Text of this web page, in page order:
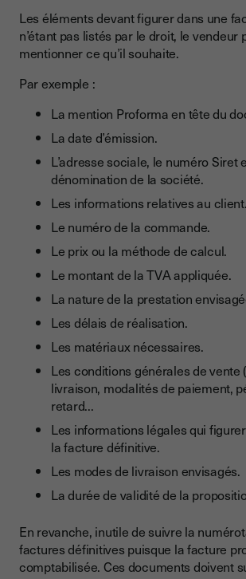
Les éléments devant figurer dans une
n’étant pas listés par le droit, le vendeur
mentionner ce qu’il souhaite.
Par exemple :
La mention Proforma en tête du
La date d’émission.
L’adresse sociale, le numéro Siret
dénomination de la société.
Les informations relatives au client.
Le numéro de la commande.
Le prix ou la méthode de calcul.
Le montant de la TVA appliquée.
La nature de la prestation
Les délais de réalisation.
Les matériaux nécessaires.
Les conditions générales de vente
livraison, modalités de paiement,
retard...
Les informations légales qui
la facture définitive.
Les modes de livraison envisagés.
La durée de validité de la
En revanche, inutile de suivre la
factures définitives puisque la facture
comptabilisée. Ces documents doivent